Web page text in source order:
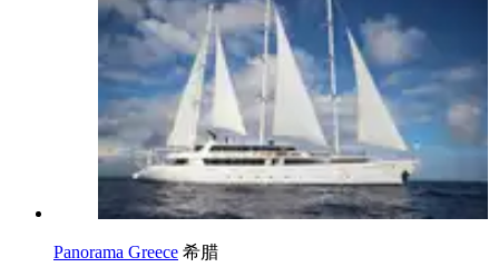
Panorama Greece 希腊